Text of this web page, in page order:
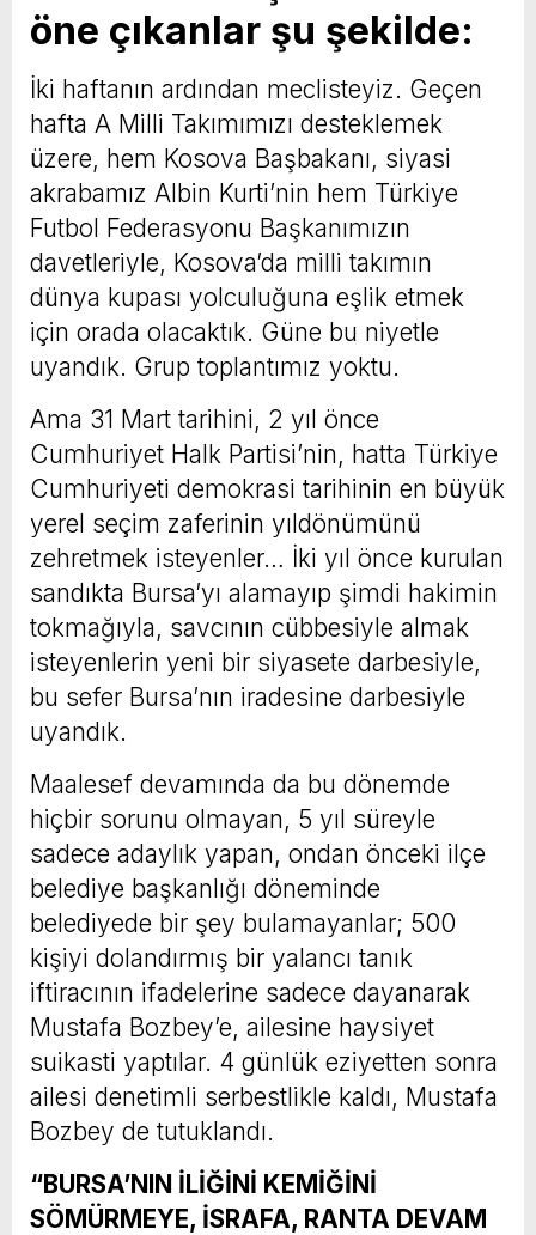
öne çıkanlar şu şekilde:
İki haftanın ardından meclisteyiz. Geçen
hafta A Milli Takımımızı desteklemek
üzere, hem Kosova Başbakanı, siyasi
akrabamız Albin Kurti’nin hem Türkiye
Futbol Federasyonu Başkanımızın
davetleriyle, Kosova’da milli takımın
dünya kupası yolculuğuna eşlik etmek
için orada olacaktık. Güne bu niyetle
uyandık. Grup toplantımız yoktu.
Ama 31 Mart tarihini, 2 yıl önce
Cumhuriyet Halk Partisi’nin, hatta Türkiye
Cumhuriyeti demokrasi tarihinin en büyük
yerel seçim zaferinin yıldönümünü
zehretmek isteyenler… İki yıl önce kurulan
sandıkta Bursa’yı alamayıp şimdi hakimin
tokmağıyla, savcının cübbesiyle almak
isteyenlerin yeni bir siyasete darbesiyle,
bu sefer Bursa’nın iradesine darbesiyle
uyandık.
Maalesef devamında da bu dönemde
hiçbir sorunu olmayan, 5 yıl süreyle
sadece adaylık yapan, ondan önceki ilçe
belediye başkanlığı döneminde
belediyede bir şey bulamayanlar; 500
kişiyi dolandırmış bir yalancı tanık
iftiracının ifadelerine sadece dayanarak
Mustafa Bozbey’e, ailesine haysiyet
suikasti yaptılar. 4 günlük eziyetten sonra
ailesi denetimli serbestlikle kaldı, Mustafa
Bozbey de tutuklandı.
“BURSA’NIN İLİĞİNİ KEMİĞİNİ
SÖMÜRMEYE, İSRAFA, RANTA DEVAM